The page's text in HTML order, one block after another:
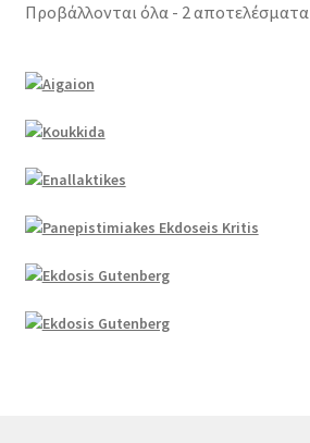
Προβάλλονται όλα - 2 αποτελέσματα